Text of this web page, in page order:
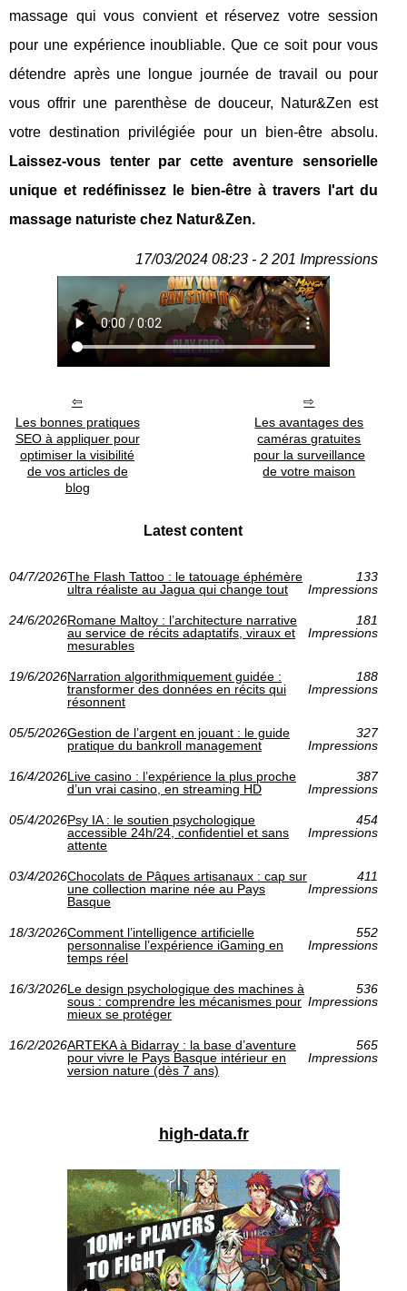
massage qui vous convient et réservez votre session
pour une expérience inoubliable. Que ce soit pour vous
détendre après une longue journée de travail ou pour
vous offrir une parenthèse de douceur, Natur&Zen est
votre destination privilégiée pour un bien-être absolu.
Laissez-vous tenter par cette aventure sensorielle
unique et redéfinissez le bien-être à travers l'art du
massage naturiste chez Natur&Zen.
17/03/2024 08:23 - 2 201 Impressions
Les bonnes pratiques
SEO à appliquer pour
optimiser la visibilité
de vos articles de
blog
Les avantages des
caméras gratuites
pour la surveillance
de votre maison
Latest content
04/7/2026The Flash Tattoo : le tatouage éphémère
ultra réaliste au Jagua qui change tout
133
Impressions
24/6/2026Romane Maltoy : l’architecture narrative
au service de récits adaptatifs, viraux et
mesurables
181
Impressions
19/6/2026Narration algorithmiquement guidée :
transformer des données en récits qui
résonnent
188
Impressions
05/5/2026Gestion de l’argent en jouant : le guide
pratique du bankroll management
327
Impressions
16/4/2026Live casino : l’expérience la plus proche
d’un vrai casino, en streaming HD
387
Impressions
05/4/2026Psy IA : le soutien psychologique
accessible 24h/24, confidentiel et sans
attente
454
Impressions
03/4/2026Chocolats de Pâques artisanaux : cap sur
une collection marine née au Pays
Basque
411
Impressions
18/3/2026Comment l’intelligence artificielle
personnalise l’expérience iGaming en
temps réel
552
Impressions
16/3/2026Le design psychologique des machines à
sous : comprendre les mécanismes pour
mieux se protéger
536
Impressions
16/2/2026ARTEKA à Bidarray : la base d’aventure
pour vivre le Pays Basque intérieur en
version nature (dès 7 ans)
565
Impressions
high-data.fr